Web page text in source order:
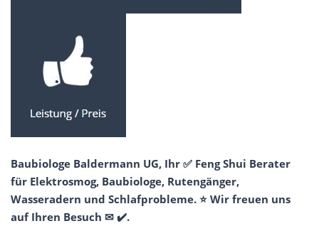
Baubiologe Baldermann UG, Ihr ✅ Feng Shui Berater
für Elektrosmog, Baubiologe, Rutengänger,
Wasseradern und Schlafprobleme. ⭐ Wir freuen uns
auf Ihren Besuch ✉ ✔️.